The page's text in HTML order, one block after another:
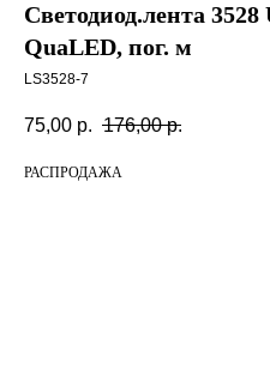
Светодиод.лента
QuaLED, пог. м
LS3528-7
75,00 р. 176,00 р.
РАСПРОДАЖА